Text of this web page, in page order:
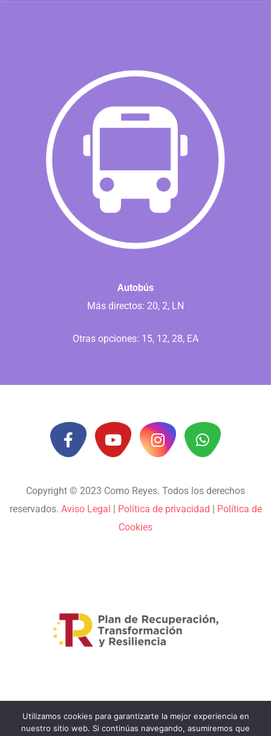
Autobús
Más directos: 20, 2, LN
Otras opciones: 15, 12, 28, EA
Copyright © 2023 Como Reyes. Todos los derechos
reservados. Aviso Legal Política de privacidad
Política de
Cookies
Utilizamos cookies para garantizarte la mejor experiencia en
nuestro sitio web. Si continúas navegando, asumiremos que